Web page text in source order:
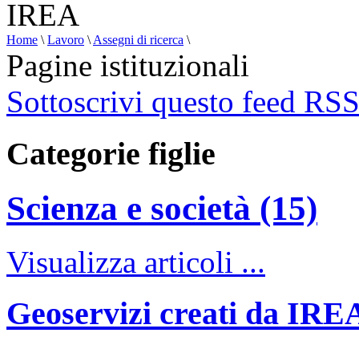
Home \ Lavoro \ Assegni di ricerca \
Pagine istituzionali
Sottoscrivi questo feed RSS
Categorie figlie
Scienza e società (15)
Visualizza articoli ...
Geoservizi creati da